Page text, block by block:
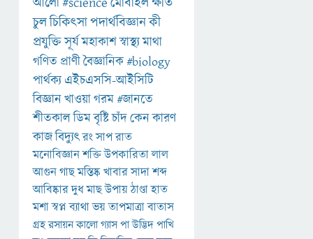
চুলচিকিৎসাপদার্থবিজ্ঞানকী
প্রযুক্তিসূর্যমহাকাশস্বাস্থ্যমাথা
গণিত প্রাণীবৈজ্ঞানিক#biology
পার্থক্য এইচএসসি-আইসিটি
বিজ্ঞানখাওয়াগরম#জানতে
শীতকালডিমবৃষ্টিচাঁদকেনকারণ
কাজবিদ্যুৎরংসাপরাত
মনোবিজ্ঞানশক্তিউপকারিতালাল
আগুনগাছমস্তিষ্কখাবারসাদাশব্দ
আবিষ্কারদুধমাছউপায়ঠাণ্ডাহাত
মশাস্বপ্নব্যাথাভয়তাপমাত্রাবাতাস
গ্রহরসায়নকালোগ্যাসপাউদ্ভিদপাখি